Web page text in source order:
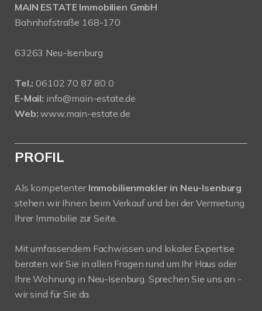
MAIN ESTATE Immobilien GmbH
Bahnhofstraße 168-170
63263 Neu-Isenburg
Tel.: 06102 70 87 80 0
E-Mail: info@main-estate.de
Web: www.main-estate.de
PROFIL
Als kompetenter Immobilienmakler in Neu-Isenburg
stehen wir Ihnen beim Verkauf und bei der Vermietung
Ihrer Immobilie zur Seite.
Mit umfassendem Fachwissen und lokaler Expertise
beraten wir Sie in allen Fragen rund um Ihr Haus oder
Ihre Wohnung in Neu-Isenburg. Sprechen Sie uns an -
wir sind für Sie da.